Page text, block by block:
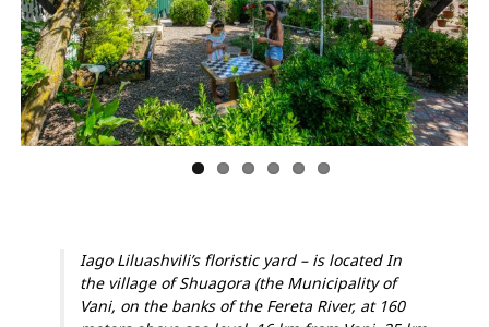
Previous Next
Iago Liluashvili’s floristic yard – is located In
the village of Shuagora (the Municipality of
Vani, on the banks of the Fereta River, at 160